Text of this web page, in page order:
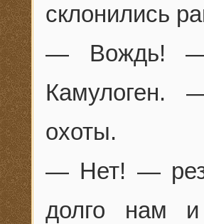
склонились
— Вождь! —
Камулоген.
охоты.
— Нет! —
долго нам